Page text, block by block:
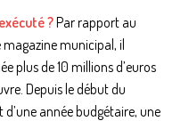
?Par rapport au
municipal, il
plus de 10 millions d’euros
Depuis le début du
année budgétaire, une